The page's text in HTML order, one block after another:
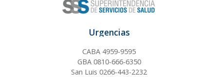
Urgencias
CABA 4959-9595
GBA 0810-666-6350
San Luis 0266-443-2232